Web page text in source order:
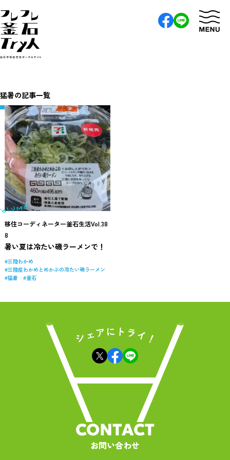
猛暑の記事一覧
移住コーディネーター釜石生活Vol.38
8
暑い夏は冷たい磯ラーメンで！
三陸わかめ
三陸産わかめとめかぶの冷たい磯ラーメン
猛暑
釜石
CONTACT
お問い合わせ